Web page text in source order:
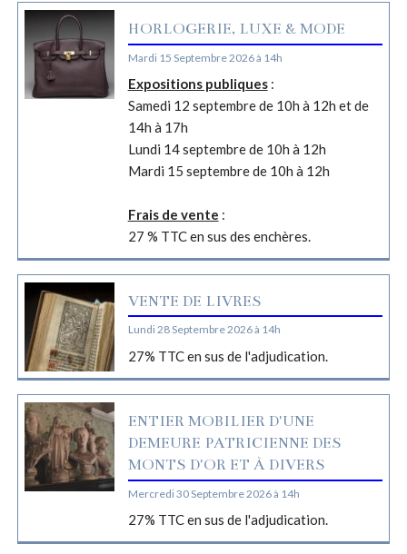
HORLOGERIE, LUXE & MODE
Mardi 15 Septembre 2026 à 14h
Expositions publiques:
Samedi 12 septembre de 10h à 12h et de
14h à 17h
Lundi 14 septembre de 10h à 12h
Mardi 15 septembre de 10h à 12h
Frais de vente :
27 % TTC en sus des enchères.
VENTE DE LIVRES
Lundi 28 Septembre 2026 à 14h
27% TTC en sus de l'adjudication.
ENTIER MOBILIER D'UNE
DEMEURE PATRICIENNE DES
MONTS D'OR ET À DIVERS
Mercredi 30 Septembre 2026 à 14h
27% TTC en sus de l'adjudication.